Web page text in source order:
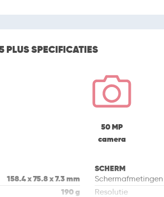
PLUS SPECIFICATIES
50 MP
camera
158.4 x 75.8 x 7.3 mm
190 g
SCHERM
Schermafmetingen
Resolutie